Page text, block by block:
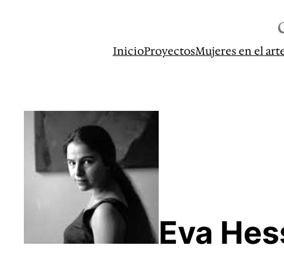
InicioProyectosMujeres en el
Eva